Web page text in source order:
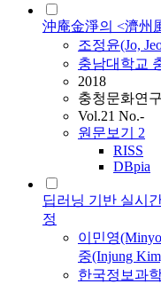
沖庵金淨의 <濟州
조정윤(Jo,
충남대학교
2018
충청문화연구
Vol.21 No.-
원문보기 2
RISS
DBpia
딥러닝 기반 실시
정
이민영
중(Injung
한국정보과